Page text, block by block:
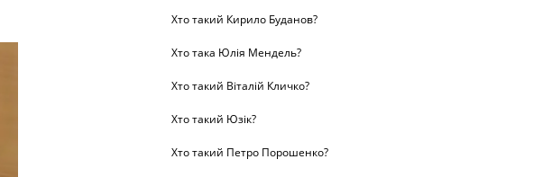
Хто такий Кирило Буданов?
Хто така Юлія Мендель?
Хто такий Віталій Кличко?
Хто такий Юзік?
Хто такий Петро Порошенко?